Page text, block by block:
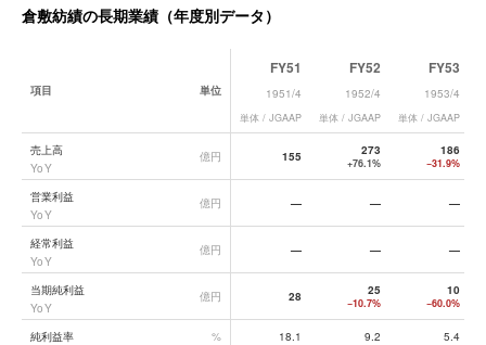
倉敷紡績の長期業績（年度別データ）
倉敷紡績
項目 単位
FY51
1951/4
単体 / JGAAP
FY52
1952/4
単体 / JGAAP
FY53
1953/4
単体 / JGAAP
売上高
YoY
億円 155 273
+76.1%
186
−31.9%
営業利益
YoY
億円 — — —
経常利益
YoY
億円 — — —
当期純利益
YoY
億円 28 25
−10.7%
10
−60.0%
純利益率 % 18.1 9.2 5.4